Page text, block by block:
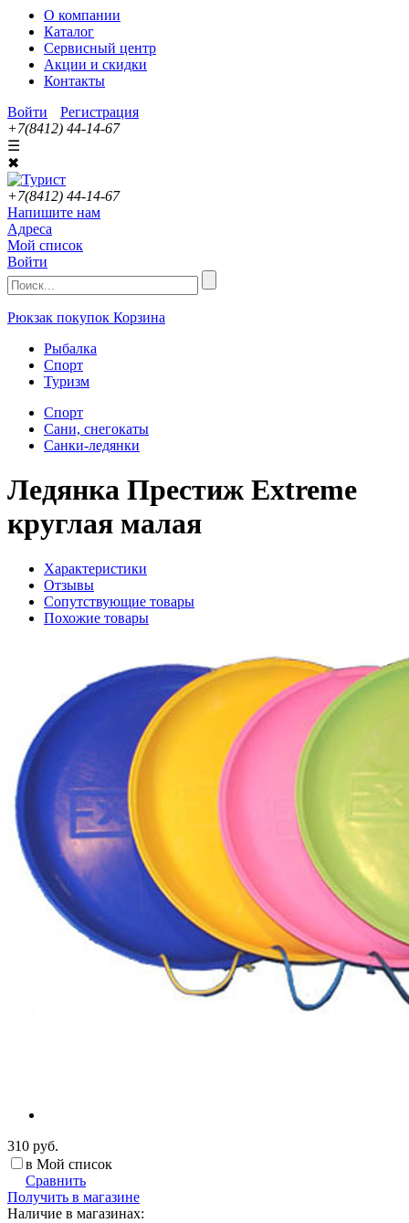
О компании
Каталог
Сервисный центр
Акции и скидки
Контакты
Войти
Регистрация
+7(8412) 44-14-67
☰
✖
+7(8412) 44-14-67
Напишите нам
Адреса
Мой список
Войти
Рюкзак покупок Корзина
Рыбалка
Спорт
Туризм
Спорт
Сани, снегокаты
Санки-ледянки
Ледянка Престиж Extreme
круглая малая
Характеристики
Отзывы
Сопутствующие товары
Похожие товары
310 руб.
в Мой список
Сравнить
Получить в магазине
Наличие в магазинах: